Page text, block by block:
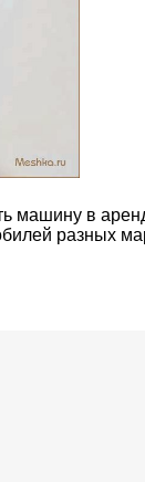
машину в
разных